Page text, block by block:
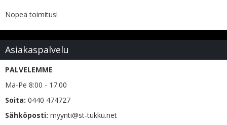
Nopea toimitus!
Asiakaspalvelu
PALVELEMME
Ma-Pe 8:00 - 17:00
Soita: 0440 474727
Sähköposti: myynti@st-tukku.net